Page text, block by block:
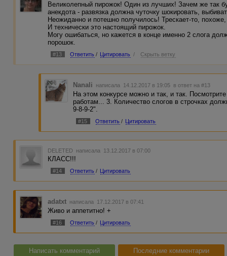
Великолепный пирожок! Один из лучших! Зачем же так
анекдота - развязка должна чуточку шокировать,
Неожиданно и потешно получилось! Трескает-то,
И технически это настоящий пирожок.
Могу ошибаться, но кажется в конце именно 2 слога
порошок.
#13 Ответить / Цитировать / Скрыть ветку
Nanali написала 14.12.2017 в 19:05 в ответ на #13
На этом конкурсе можно и так, и так.
работам... 3. Количество слогов в строчках
9-8-9-2".
#15 Ответить / Цитировать
DELETED написала 13.12.2017 в 07:00
КЛАСС!!!
#14 Ответить / Цитировать
adatxt написала 17.12.2017 в 07:41
Живо и аппетитно! +
#16 Ответить / Цитировать
Написать комментарий Последние комментарии